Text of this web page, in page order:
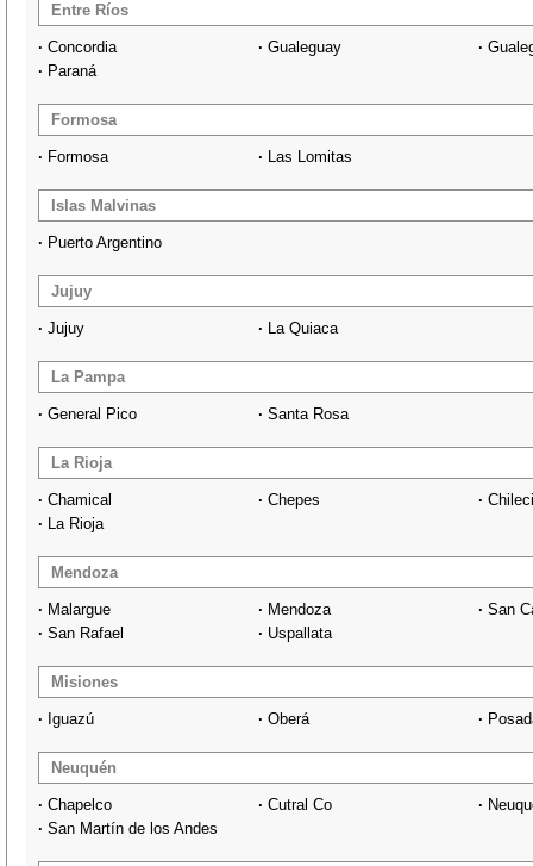
Entre Ríos
· Concordia · Gualeguay ·
· Paraná
Formosa
· Formosa · Las Lomitas
Islas Malvinas
· Puerto Argentino
Jujuy
· Jujuy · La Quiaca
La Pampa
· General Pico · Santa Rosa
La Rioja
· Chamical · Chepes ·
· La Rioja
Mendoza
· Malargue · Mendoza · San
· San Rafael · Uspallata
Misiones
· Iguazú · Oberá ·
Neuquén
· Chapelco · Cutral Co ·
· San Martín de los Andes